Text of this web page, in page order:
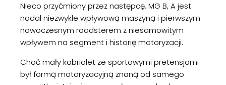
Nieco przyćmiony przez następcę, MG B, A jest
nadal niezwykle wpływową maszyną i pierwszym
nowoczesnym roadsterem z niesamowitym
wpływem na segment i historię motoryzacji.
Choć mały kabriolet ze sportowymi pretensjami
był formą motoryzacyjną znaną od samego